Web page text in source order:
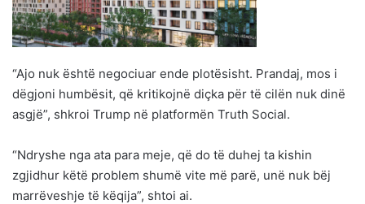
“Ajo nuk është negociuar ende plotësisht. Prandaj, mos i
dëgjoni humbësit, që kritikojnë diçka për të cilën nuk dinë
asgjë”, shkroi Trump në platformën Truth Social.
“Ndryshe nga ata para meje, që do të duhej ta kishin
zgjidhur këtë problem shumë vite më parë, unë nuk bëj
marrëveshje të këqija”, shtoi ai.